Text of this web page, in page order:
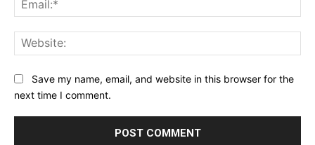
Save my name, email, and website in this browser for the
next time I comment.